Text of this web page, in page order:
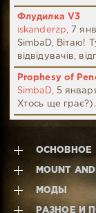
Флудилка V3
iskanderzp,
7
SimbaD, Вітаю!
відвідувачів,
Prophesy of
SimbaD,
5
Хтось ще
ОСНОВНОЕ
MOUNT
МОДЫ
РАЗНОЕ И